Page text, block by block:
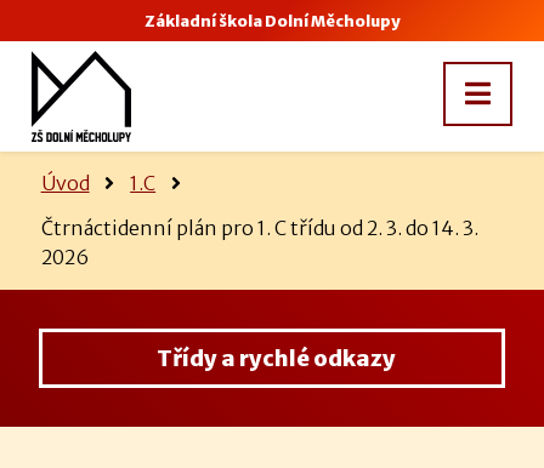
Základní škola Dolní Měcholupy
Úvod
1.C
Čtrnáctidenní plán pro 1. C třídu od 2. 3. do 14. 3.
2026
Třídy a rychlé odkazy